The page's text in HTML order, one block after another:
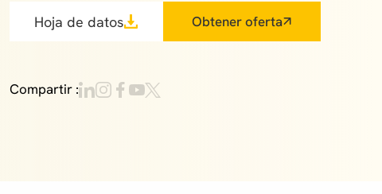
Hoja de datos Obtener oferta
Compartir :